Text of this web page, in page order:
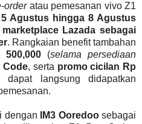
orderatau pemesanan vivo Z1
5 Agustus hingga 8 Agustus
Lazada sebagai
. Rangkaian benefit tambahan
(selama persediaan
Code, serta promo cicilan Rp
dapat langsung didapatkan
dengan IM3 Ooredoosebagai